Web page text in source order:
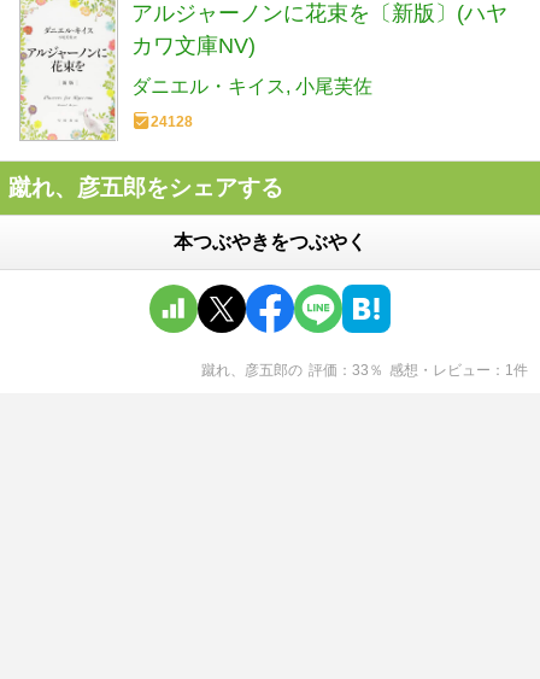
アルジャーノンに花束を〔新版〕(ハヤ
カワ文庫NV)
ダニエル・キイス 小尾芙佐
24128
蹴れ、彦五郎をシェアする
本つぶやきをつぶやく
蹴れ、彦五郎の 評価 33 ％ 感想・レビュー 1件